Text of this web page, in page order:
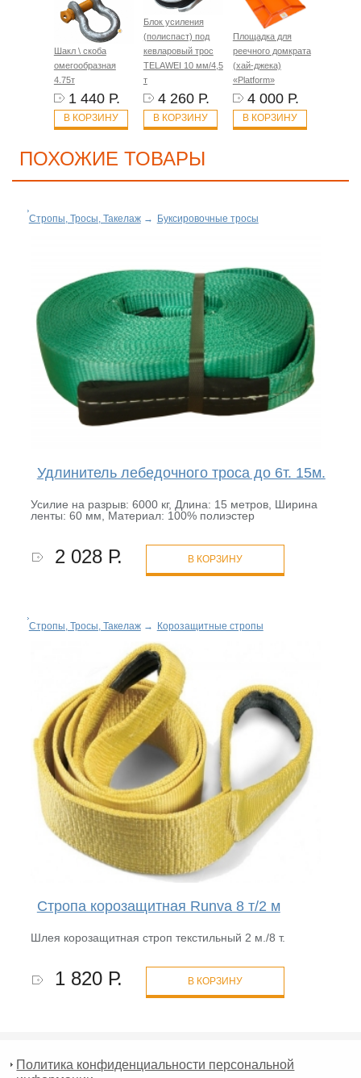
Шакл \ скоба
омегообразная
4.75т
1 440 Р.
В КОРЗИНУ
Блок усиления
(полиспаст) под
кевларовый трос
TELAWEI 10 мм/4,5
т
4 260 Р.
В КОРЗИНУ
Площадка для
реечного домкрата
(хай-джека)
«Platform»
4 000 Р.
В КОРЗИНУ
ПОХОЖИЕ ТОВАРЫ
Стропы, Тросы, Такелаж→ Буксировочные тросы
Удлинитель лебедочного троса до 6т. 15м.
Усилие на разрыв: 6000 кг, Длина: 15 метров, Ширина
ленты: 60 мм, Материал: 100% полиэстер
2 028 Р. В КОРЗИНУ
Стропы, Тросы, Такелаж→ Корозащитные стропы
Стропа корозащитная Runva 8 т/2 м
Шлея корозащитная строп текстильный 2 м./8 т.
1 820 Р. В КОРЗИНУ
Политика конфиденциальности персональной